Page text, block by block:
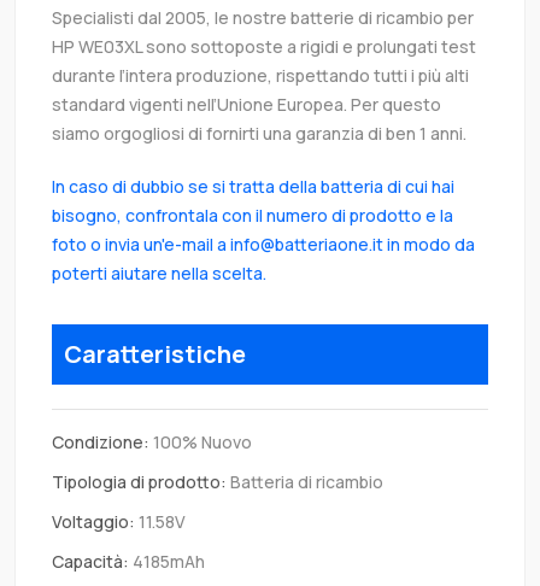
Specialisti dal 2005, le nostre batterie di ricambio per
HP WE03XL sono sottoposte a rigidi e prolungati test
durante l’intera produzione, rispettando tutti i più alti
standard vigenti nell’Unione Europea. Per questo
siamo orgogliosi di fornirti una garanzia di ben 1 anni.
In caso di dubbio se si tratta della batteria di cui hai
bisogno, confrontala con il numero di prodotto e la
foto o invia un'e-mail a info@batteriaone.it in modo da
poterti aiutare nella scelta.
Caratteristiche
Condizione: 100% Nuovo
Tipologia di prodotto: Batteria di ricambio
Voltaggio: 11.58V
Capacità: 4185mAh